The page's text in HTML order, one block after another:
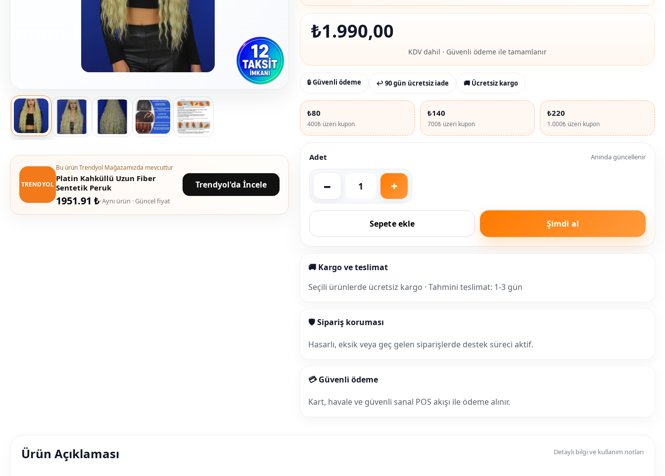
TRENDYOL
Bu ürün Trendyol Mağazamızda mevcuttur
Platin Kahküllü Uzun Fiber
Sentetik Peruk
1951.91 ₺•Aynı ürün · Güncel fiyat
Trendyol'da İncele
₺1.990,00
KDV dahil · Güvenli ödeme ile tamamlanır
🔒 Güvenli ödeme ↩ 90 gün ücretsiz iade 🚚 Ücretsiz kargo
₺80
400₺ üzeri kupon
₺140
700₺ üzeri kupon
₺220
1.000₺ üzeri kupon
Adet Anında güncellenir
Sepete ekle Şimdi al
🚚 Kargo ve teslimat
Seçili ürünlerde ücretsiz kargo · Tahmini teslimat: 1-3 gün
🛡 Sipariş koruması
Hasarlı, eksik veya geç gelen siparişlerde destek süreci aktif.
💳 Güvenli ödeme
Kart, havale ve güvenli sanal POS akışı ile ödeme alınır.
Ürün Açıklaması Detaylı bilgi ve kullanım notları